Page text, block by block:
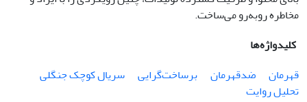
مخاطره روبه‌رو می‌ساخت.
کلیدواژه‌ها
قهرمان
ضدقهرمان برساخت‌گرایی
سریال کوچک جنگلی
تحلیل روایت